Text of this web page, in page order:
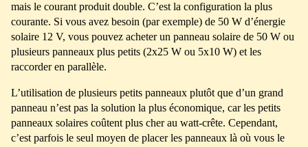
mais le courant produit double. C’est la configuration la plus
courante. Si vous avez besoin (par exemple) de 50 W d’énergie
solaire 12 V, vous pouvez acheter un panneau solaire de 50 W ou
plusieurs panneaux plus petits (2x25 W ou 5x10 W) et les
raccorder en parallèle.
L’utilisation de plusieurs petits panneaux plutôt que d’un grand
panneau n’est pas la solution la plus économique, car les petits
panneaux solaires coûtent plus cher au watt-crête. Cependant,
c’est parfois le seul moyen de placer les panneaux là où vous le